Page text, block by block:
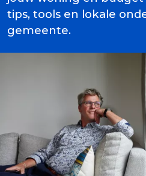
tips, tools en lokale
gemeente.